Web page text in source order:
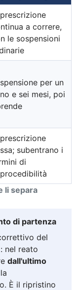
li separa
a correre,
le sospensioni
per un
e sei mesi, poi
subentrano i
di
di partenza
del
: nel reato
dall'ultimo
È il ripristino